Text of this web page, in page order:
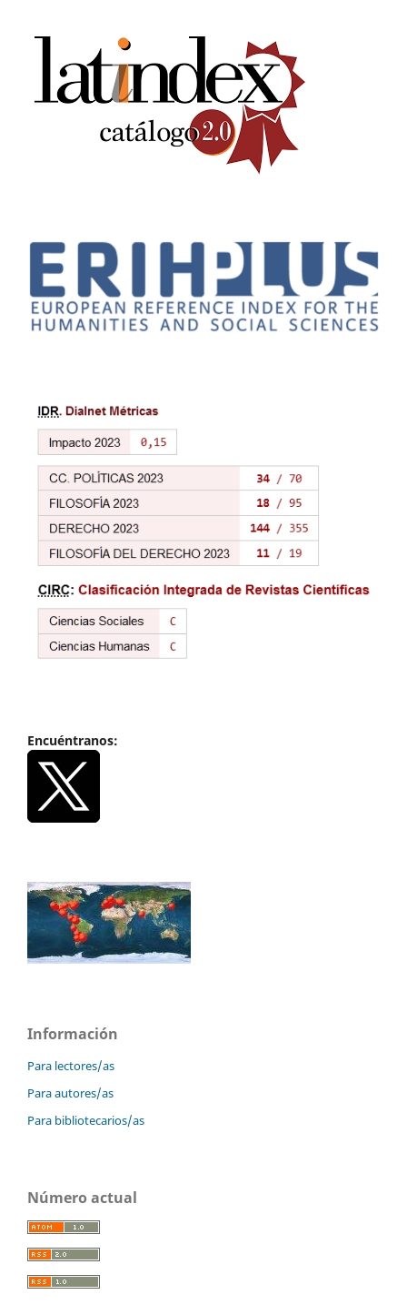
Encuéntranos:
Información
Para lectores/as
Para autores/as
Para bibliotecarios/as
Número actual